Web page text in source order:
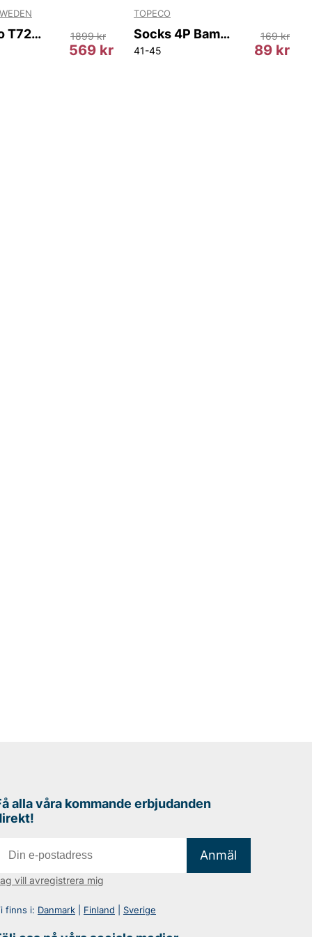
Pistolero T72146 200
569 kr
1899 kr
TOPECO
Socks 4P Bamboo.
41-45 89 kr
169 kr
alla våra kommande erbjudanden
Anmäl
vill avregistrera mig
finns i: Danmark| Finland Sverige